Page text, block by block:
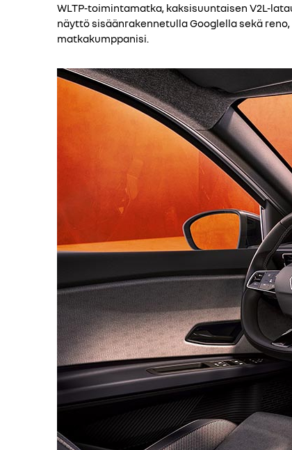
WLTP-toimintamatka, kaksisuuntaisen V2L-
näyttö sisäänrakennetulla Googlella sekä
matkakumppanisi.